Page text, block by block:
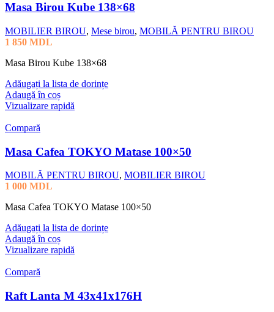
Masa Birou Kube 138×68
MOBILIER BIROU, Mese birou, MOBILĂ PENTRU BIROU
1 850 MDL
Masa Birou Kube 138×68
Adăugați la lista de dorințe
Adaugă în coș
Vizualizare rapidă
Compară
Masa Cafea TOKYO Matase 100×50
MOBILĂ PENTRU BIROU, MOBILIER BIROU
1 000 MDL
Masa Cafea TOKYO Matase 100×50
Adăugați la lista de dorințe
Adaugă în coș
Vizualizare rapidă
Compară
Raft Lanta M 43x41x176H